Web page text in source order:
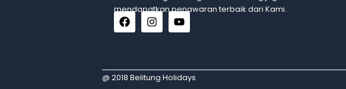
mendapatkan penawaran terbaik dari Kami.
F
a
c
o
o
I
n
s
g
r
Y
o
u
b
e
@ 2018 Belitung Holidays